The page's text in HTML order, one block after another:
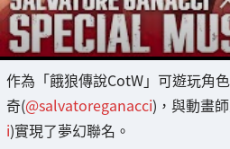
作為「餓狼傳說CotW」可遊玩角
奇(@salvatoreganacci)，與動畫
i)實現了夢幻聯名。